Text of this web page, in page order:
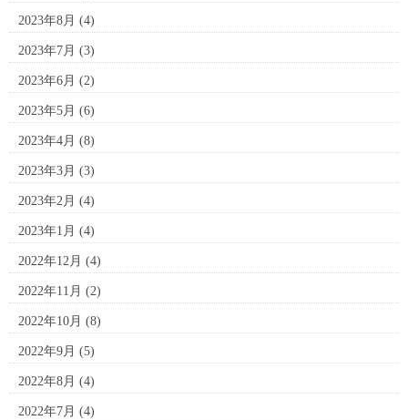
2023年8月 (4)
2023年7月 (3)
2023年6月 (2)
2023年5月 (6)
2023年4月 (8)
2023年3月 (3)
2023年2月 (4)
2023年1月 (4)
2022年12月 (4)
2022年11月 (2)
2022年10月 (8)
2022年9月 (5)
2022年8月 (4)
2022年7月 (4)